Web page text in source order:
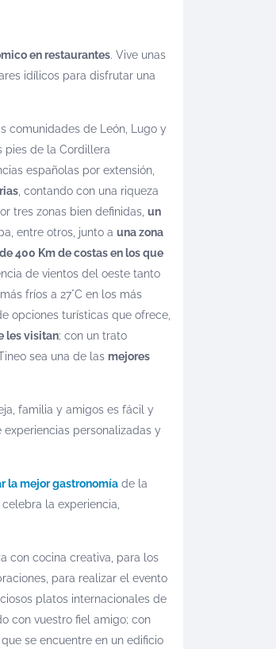
en restaurantes. Vive unas
idílicos para disfrutar una
comunidades de León, Lugo y
pies de la Cordillera
españolas por extensión,
, contando con una riqueza
tres zonas bien definidas, un
entre otros, junto a una zona
400 Km de costas en los que
de vientos del oeste tanto
fríos a 27°C en los más
opciones turísticas que ofrece,
les visitan; con un trato
sea una de las mejores
familia y amigos es fácil y
personalizadas y
la mejor gastronomíade la
la experiencia,
con cocina creativa, para los
para realizar el evento
platos internacionales de
con vuestro fiel amigo; con
se encuentre en un edificio